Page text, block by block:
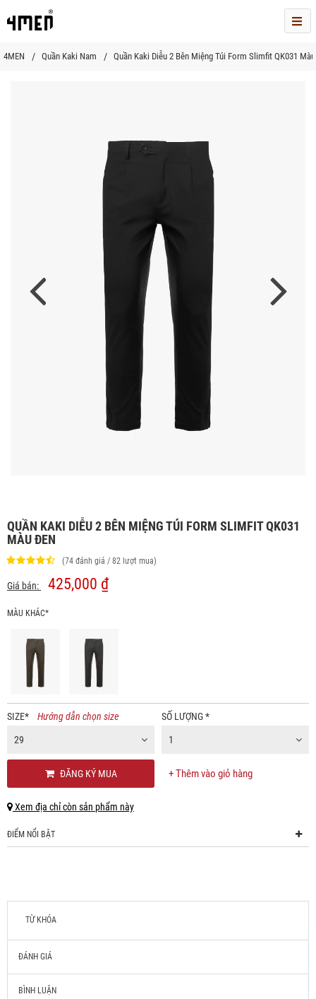
4MEN Quần Kaki Nam Quần Kaki Diễu 2 Bên Miệng Túi Form Slimfit QK031
QUẦN KAKI DIỄU 2 BÊN MIỆNG TÚI FORM SLIMFIT QK031
MÀU ĐEN
(74 đánh giá / 82 lượt mua)
Giá bán: 425,000 ₫
MÀU KHÁC*
SIZE* Hướng dẫn chọn size
29
SỐ LƯỢNG*
1
ĐĂNG KÝ MUA + Thêm vào giỏ hàng
Xem địa chỉ còn sản phẩm này
ĐIỂM NỔI BẬT
TỪ KHÓA
ĐÁNH GIÁ
BÌNH LUẬN